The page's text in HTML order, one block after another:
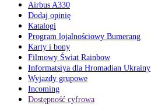
Airbus A330
Dodaj opinię
Katalogi
Program lojalnościowy Bumerang
Karty i bony
Filmowy Świat Rainbow
Informatsiya dla Hromadian Ukrainy
Wyjazdy grupowe
Incoming
Dostępność cyfrowa